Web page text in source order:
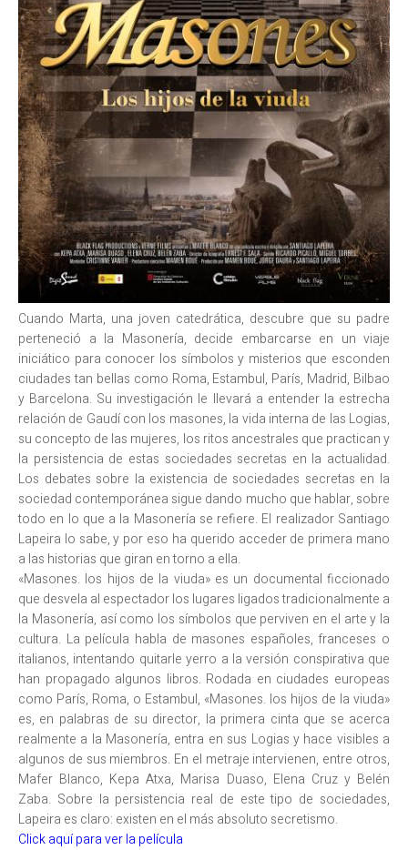
Cuando Marta, una joven catedrática, descubre que su padre
perteneció a la Masonería, decide embarcarse en un viaje
iniciático para conocer los símbolos y misterios que esconden
ciudades tan bellas como Roma, Estambul, París, Madrid, Bilbao
y Barcelona. Su investigación le llevará a entender la estrecha
relación de Gaudí con los masones, la vida interna de las Logias,
su concepto de las mujeres, los ritos ancestrales que practican y
la persistencia de estas sociedades secretas en la actualidad.
Los debates sobre la existencia de sociedades secretas en la
sociedad contemporánea sigue dando mucho que hablar, sobre
todo en lo que a la Masonería se refiere. El realizador Santiago
Lapeira lo sabe, y por eso ha querido acceder de primera mano
a las historias que giran en torno a ella.
«Masones. los hijos de la viuda» es un documental ficcionado
que desvela al espectador los lugares ligados tradicionalmente a
la Masonería, así como los símbolos que perviven en el arte y la
cultura. La película habla de masones españoles, franceses o
italianos, intentando quitarle yerro a la versión conspirativa que
han propagado algunos libros. Rodada en ciudades europeas
como París, Roma, o Estambul, «Masones. los hijos de la viuda»
es, en palabras de su director, la primera cinta que se acerca
realmente a la Masonería, entra en sus Logias y hace visibles a
algunos de sus miembros. En el metraje intervienen, entre otros,
Mafer Blanco, Kepa Atxa, Marisa Duaso, Elena Cruz y Belén
Zaba. Sobre la persistencia real de este tipo de sociedades,
Lapeira es claro: existen en el más absoluto secretismo.
Click aquí para ver la película